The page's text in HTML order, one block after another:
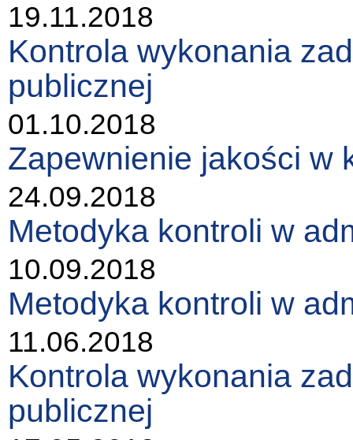
19.11.2018
Kontrola wykonania
publicznej
01.10.2018
Zapewnienie jakości w
24.09.2018
Metodyka kontroli w
10.09.2018
Metodyka kontroli w
11.06.2018
Kontrola wykonania
publicznej